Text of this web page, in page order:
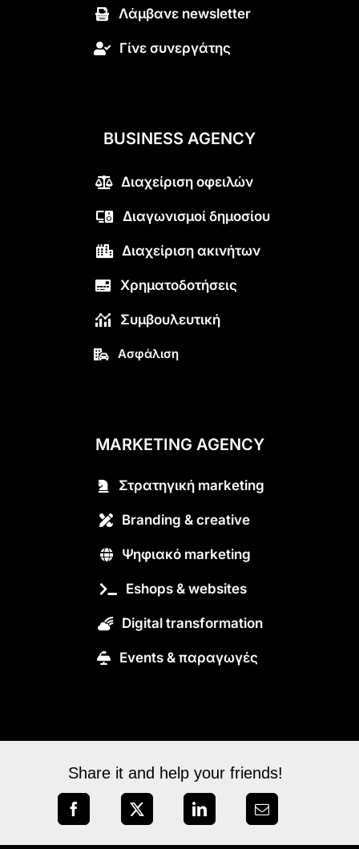
Λάμβανε newsletter
Γίνε συνεργάτης
BUSINESS AGENCY
Διαχείριση οφειλών
Διαγωνισμοί δημοσίου
Διαχείριση ακινήτων
Χρηματοδοτήσεις
Συμβουλευτική
Ασφάλιση
MARKETING AGENCY
Στρατηγική marketing
Branding & creative
Ψηφιακό marketing
Eshops & websites
Digital transformation
Εvents & παραγωγές
Share it and help your friends!